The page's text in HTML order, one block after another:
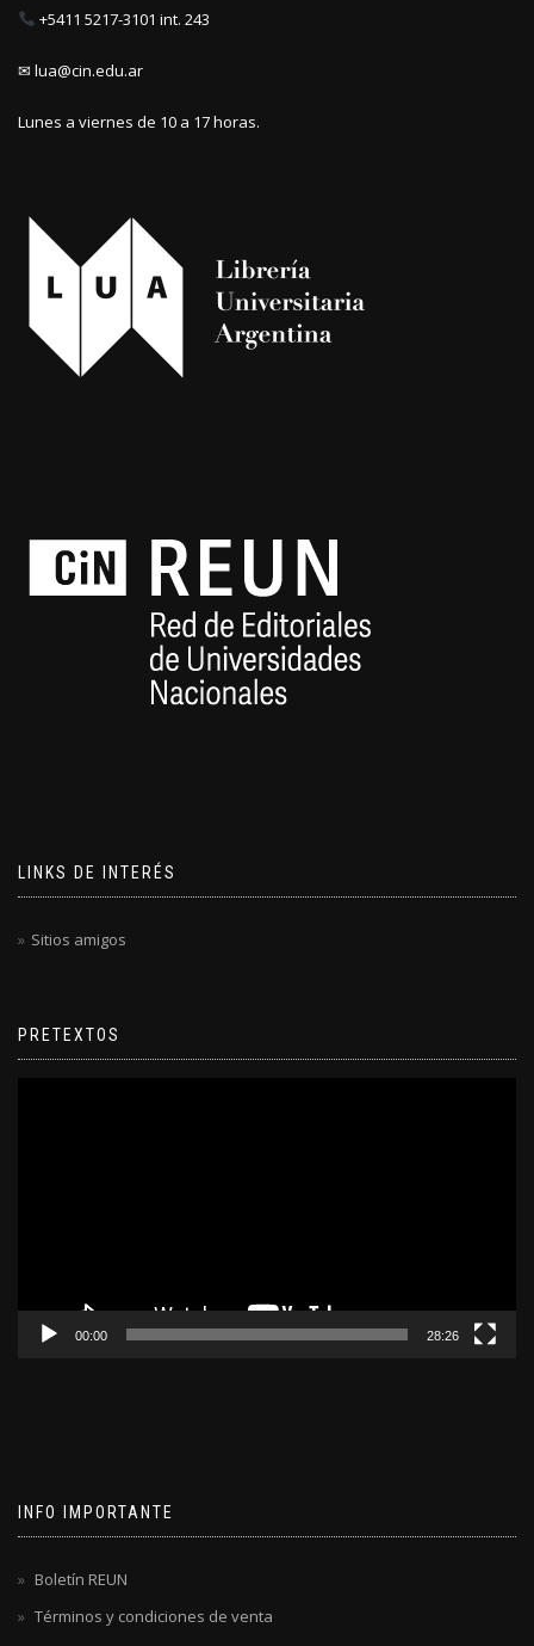
+5411 5217-3101 int. 243
✉ lua@cin.edu.ar
Lunes a viernes de 10 a 17 horas.
LINKS DE INTERÉS
Sitios amigos
PRETEXTOS
00:00 28:26
INFO IMPORTANTE
Boletín REUN
Términos y condiciones de venta